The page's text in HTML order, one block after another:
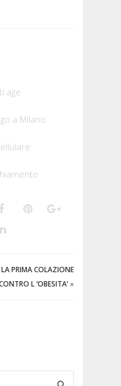
age
a Milano
LA PRIMA COLAZIONE
L ‘OBESITA’ »